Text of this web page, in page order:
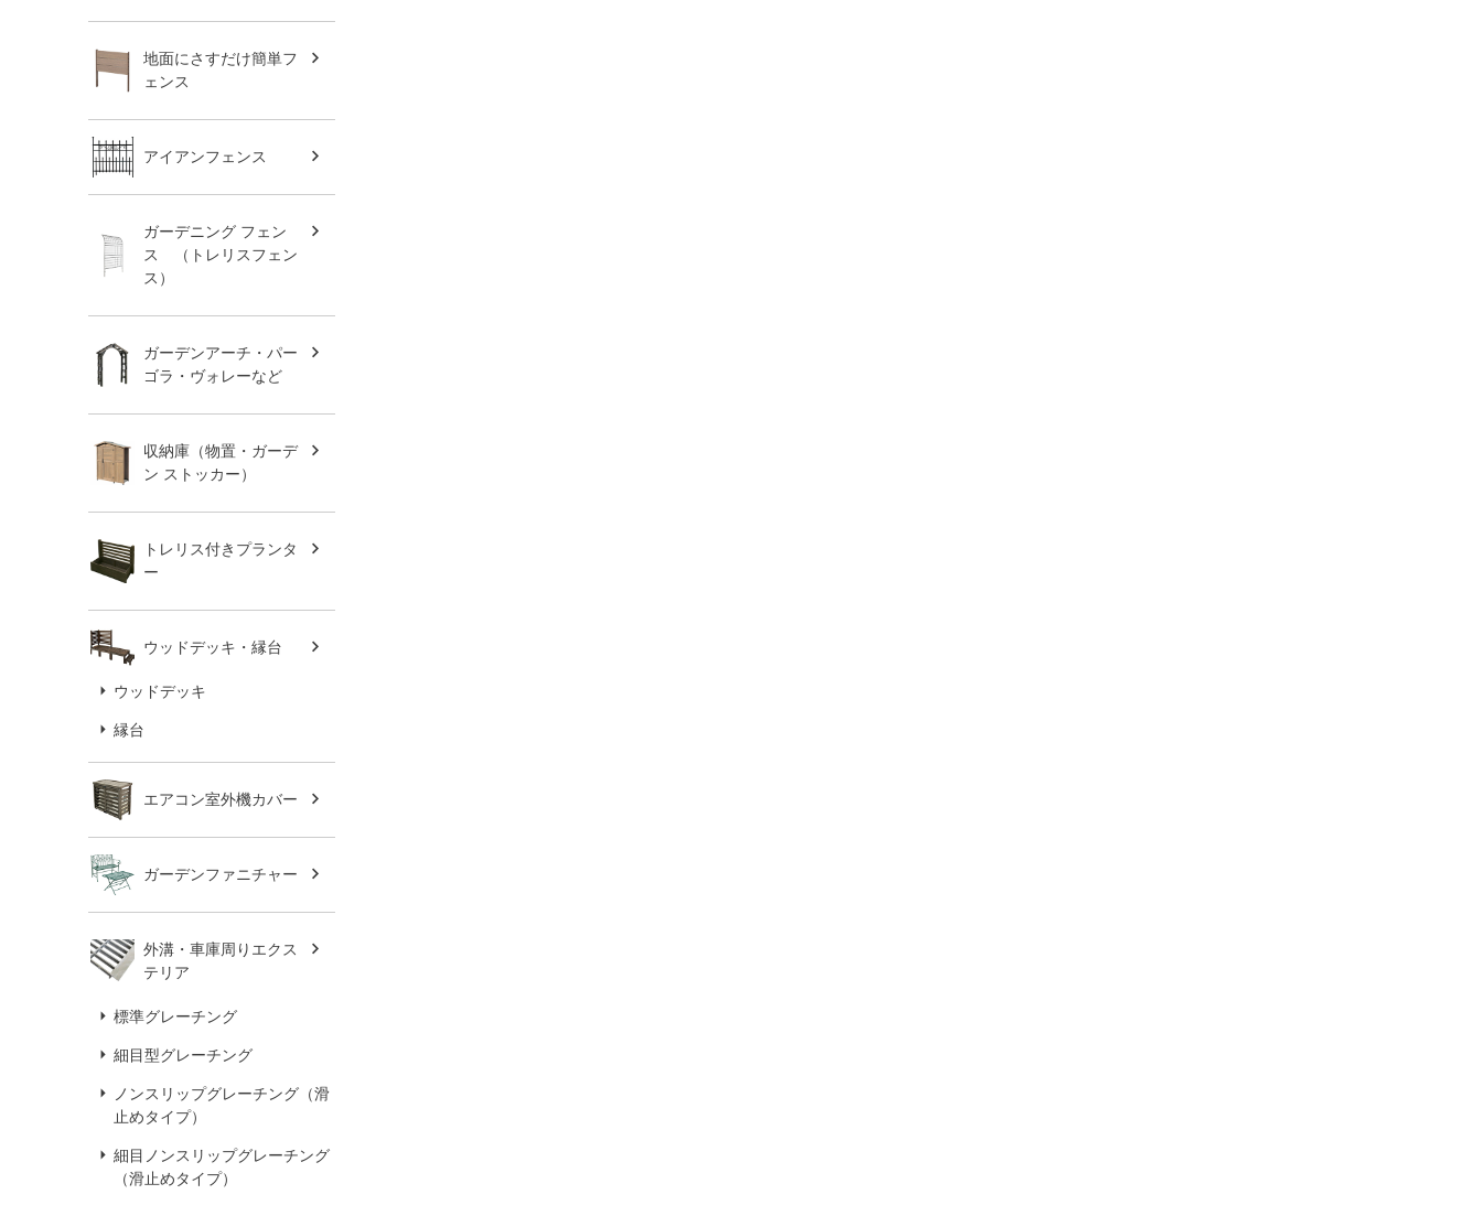
地面にさすだけ簡単フ
ェンス
アイアンフェンス
ガーデニング フェン
ス （トレリスフェン
ス）
ガーデンアーチ・パー
ゴラ・ヴォレーなど
収納庫（物置・ガーデ
ン ストッカー）
トレリス付きプランタ
ー
ウッドデッキ・縁台
ウッドデッキ
縁台
エアコン室外機カバー
ガーデンファニチャー
外溝・車庫周りエクス
テリア
標準グレーチング
細目型グレーチング
ノンスリップグレーチング（滑
止めタイプ）
細目ノンスリップグレーチング
（滑止めタイプ）